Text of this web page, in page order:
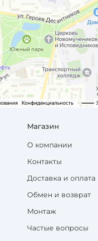
Магазин
О компании
Контакты
Доставка и оплата
Обмен и возврат
Монтаж
Частые вопросы